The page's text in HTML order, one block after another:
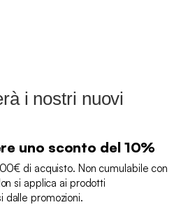
i nostri nuovi
uno sconto del 10%
di acquisto. Non cumulabile con
si applica ai prodotti
dalle promozioni.